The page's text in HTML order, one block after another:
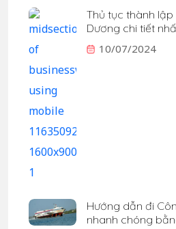
Thủ tục thành
Dương chi tiết
10/07/2024
Hướng dẫn đi
nhanh chóng